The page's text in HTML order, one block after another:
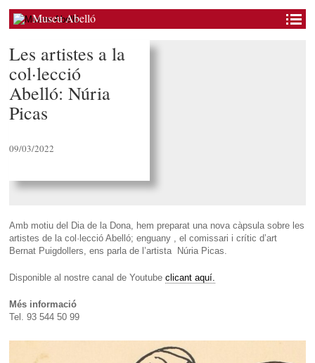
Museu Abelló
Les artistes a la
col·lecció
Abelló: Núria
Picas
09/03/2022
Amb motiu del Dia de la Dona, hem preparat una nova càpsula sobre les
artistes de la col·lecció Abelló; enguany , el comissari i crític d’art
Bernat Puigdollers, ens parla de l’artista Núria Picas.
Disponible al nostre canal de Youtubeclicant aquí.
Més informació
Tel. 93 544 50 99